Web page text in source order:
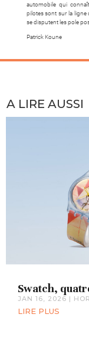
automobile qui
pilotes sont sur la ligne
se disputent les pole
Patrick Koune
A LIRE AUSSI
Swatch,
JAN 16, 2026 |
LIRE PLUS